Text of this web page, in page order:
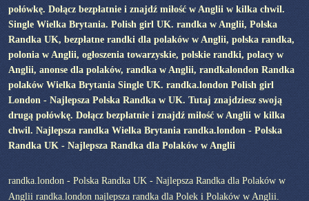
połówkę. Dołącz bezpłatnie i znajdź miłość w Anglii w kilka chwil.
Single Wielka Brytania. Polish girl UK. randka w Anglii, Polska
Randka UK, bezpłatne randki dla polaków w Anglii, polska randka,
polonia w Anglii, ogłoszenia towarzyskie, polskie randki, polacy w
Anglii, anonse dla polaków, randka w Anglii, randkalondon Randka
polaków Wielka Brytania Single UK. randka.london Polish girl
London - Najlepsza Polska Randka w UK. Tutaj znajdziesz swoją
drugą połówkę. Dołącz bezpłatnie i znajdź miłość w Anglii w kilka
chwil. Najlepsza randka Wielka Brytania randka.london - Polska
Randka UK - Najlepsza Randka dla Polaków w Anglii
randka.london - Polska Randka UK - Najlepsza Randka dla Polaków w
Anglii randka.london najlepsza randka dla Polek i Polaków w Anglii.